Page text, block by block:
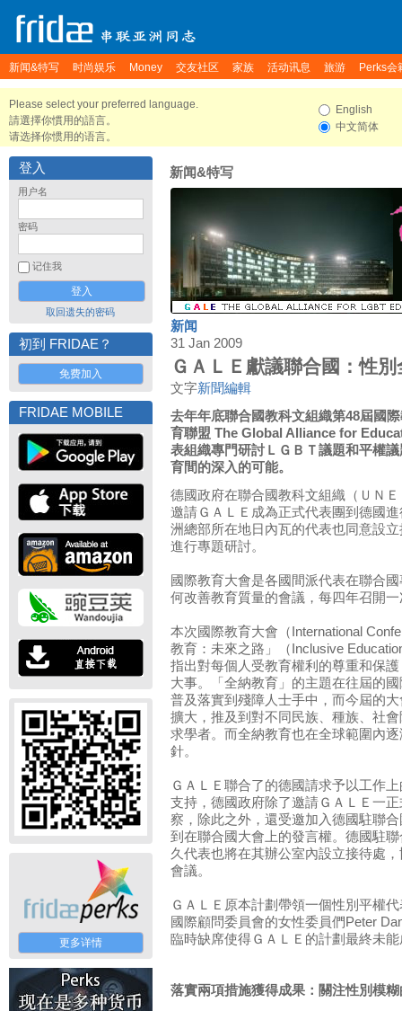
新闻&特写 时尚娱乐 Money 交友社区 家族 活动讯息 旅游 Perks会
Please select your preferred language.
請選擇你慣用的語言。
请选择你惯用的语言。
English
中文简体
登入
用户名
密码
记住我
取回遗失的密码
初到 FRIDAE？
免费加入
FRIDAE MOBILE
更多详情
新闻&特写
新闻
31 Jan 2009
ＧＡＬＥ獻議聯合國：性
文字新聞編輯
去年年底聯合國教科文組織第48屆國
育聯盟 The Global Alliance for
表組織專門研討ＬＧＢＴ議題和平權
育間的深入的可能。
德國政府在聯合國教科文組織（ＵＮ
邀請ＧＡＬＥ成為正式代表團到德國
洲總部所在地日內瓦的代表也同意設
進行專題研討。
國際教育大會是各國間派代表在聯合
何改善教育質量的會議，每四年召開
本次國際教育大會（International
教育：未來之路」（Inclusive
指出對每個人受教育權利的尊重和保
大事。「全納教育」的主題在往屆的
普及落實到殘障人士手中，而今屆的
擴大，推及到對不同民族、種族、社
求學者。而全納教育也在全球範圍內
針。
ＧＡＬＥ聯合了的德國請求予以工作
支持，德國政府除了邀請ＧＡＬＥ一
察，除此之外，還受邀加入德國駐聯
到在聯合國大會上的發言權。德國駐
久代表也將在其辦公室內設立接待處
會議。
ＧＡＬＥ原本計劃帶領一個性別平權
國際顧問委員會的女性委員們Peter
臨時缺席使得ＧＡＬＥ的計劃最終未
落實兩項措施獲得成果：關注性別模